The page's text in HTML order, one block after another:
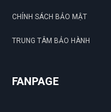
CHÍNH SÁCH BẢO MẬT
TRUNG TÂM BẢO HÀNH
FANPAGE